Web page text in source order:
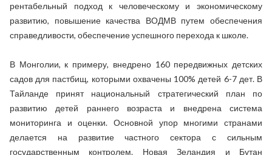
рентабельный подход к человеческому и экономическому
развитию, повышение качества ВОДМВ путем обеспечения
справедливости, обеспечение успешного перехода к школе.
В Монголии, к примеру, внедрено 160 передвижных детских
садов для пастбищ, которыми охвачены 100% детей 6-7 дет. В
Тайланде принят национальный стратегический план по
развитию детей раннего возраста и внедрена система
мониторинга и оценки. Основной упор многими странами
делается на развитие частного сектора с сильным
государственным контролем. Новая Зеландия и Бутан